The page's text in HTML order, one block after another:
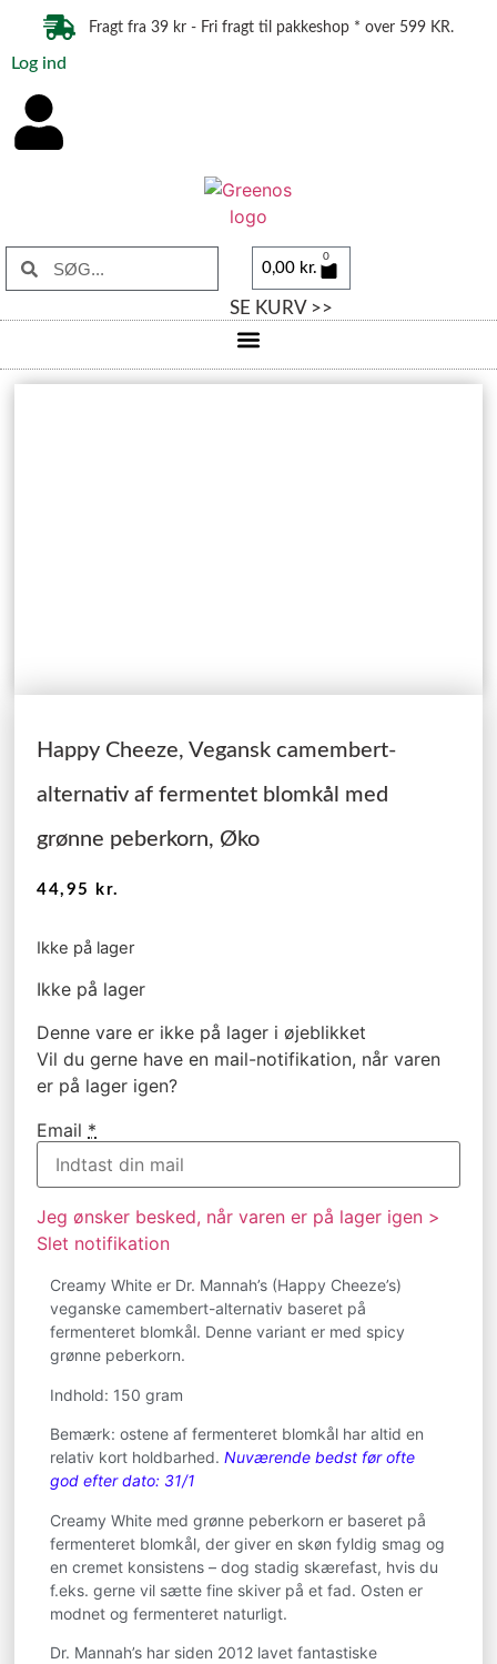
Fragt fra 39 kr - Fri fragt til pakkeshop * over 599 KR.
Log ind
0,00 kr.
0
SE KURV >>
Happy Cheeze, Vegansk camembert-
alternativ af fermentet blomkål med
grønne peberkorn, Øko
44,95 kr.
Ikke på lager
Ikke på lager
Denne vare er ikke på lager i øjeblikket
Vil du gerne have en mail-notifikation, når varen
er på lager igen?
Email *
Jeg ønsker besked, når varen er på lager igen >
Slet notifikation
Creamy White er Dr. Mannah’s (Happy Cheeze’s)
veganske camembert-alternativ baseret på
fermenteret blomkål. Denne variant er med spicy
grønne peberkorn.
Indhold: 150 gram
Bemærk: ostene af fermenteret blomkål har altid en
relativ kort holdbarhed. Nuværende bedst før ofte
god efter dato: 31/1
Creamy White med grønne peberkorn er baseret på
fermenteret blomkål, der giver en skøn fyldig smag og
en cremet konsistens – dog stadig skærefast, hvis du
f.eks. gerne vil sætte fine skiver på et fad. Osten er
modnet og fermenteret naturligt.
Dr. Mannah’s har siden 2012 lavet fantastiske